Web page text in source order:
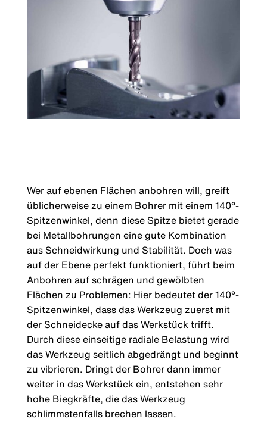
Wer auf ebenen Flächen anbohren will, greift
üblicherweise zu einem Bohrer mit einem 140°-
Spitzenwinkel, denn diese Spitze bietet gerade
bei Metallbohrungen eine gute Kombination
aus Schneidwirkung und Stabilität. Doch was
auf der Ebene perfekt funktioniert, führt beim
Anbohren auf schrägen und gewölbten
Flächen zu Problemen: Hier bedeutet der 140°-
Spitzenwinkel, dass das Werkzeug zuerst mit
der Schneidecke auf das Werkstück trifft.
Durch diese einseitige radiale Belastung wird
das Werkzeug seitlich abgedrängt und beginnt
zu vibrieren. Dringt der Bohrer dann immer
weiter in das Werkstück ein, entstehen sehr
hohe Biegkräfte, die das Werkzeug
schlimmstenfalls brechen lassen.